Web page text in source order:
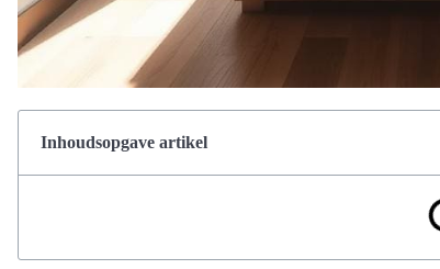
Inhoudsopgave artikel